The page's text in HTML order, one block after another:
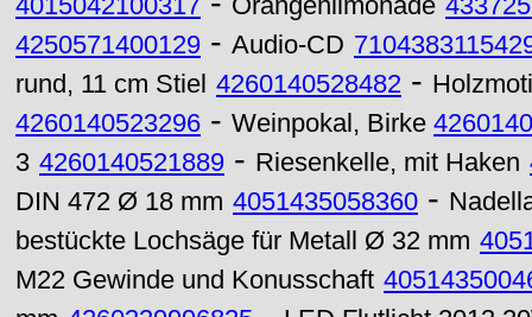
4015042100317 Orangenlimonade
4250571400129 - Audio-CD
rund, 11 cm Stiel 4260140528482 -
4260140523296 - Weinpokal, Birke
3 4260140521889 - Riesenkelle, mit Haken
DIN 472 Ø 18 mm 4051435058360 -
bestückte Lochsäge für Metall Ø 32 mm
M22 Gewinde und Konusschaft